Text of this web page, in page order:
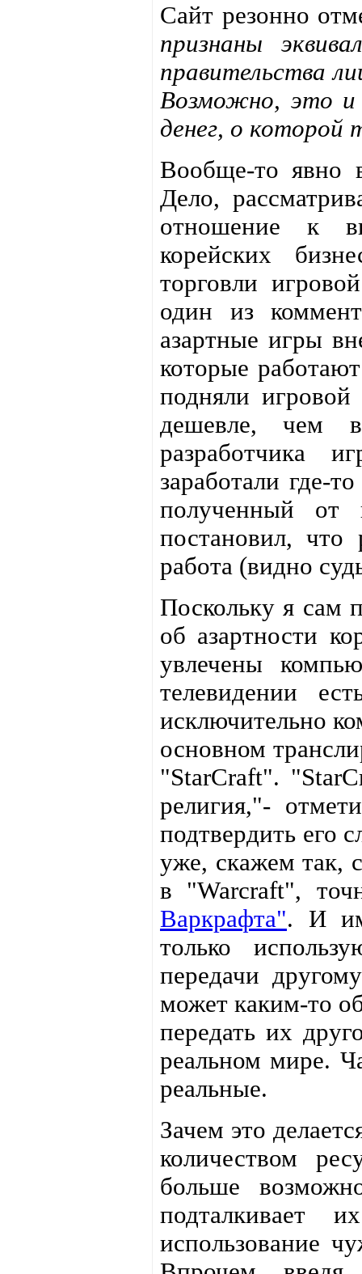
Сайт резонно
признаны
правительства
Возможно, это и
денег, о
Вообще-то явно
Дело,
отношение к
корейских
торговли
один из
азартные игры
которые
подняли
дешевле, чем
разработчика
заработали где-
полученный от
постановил, что
работа (видно
Поскольку я сам
об азартности
увлечены
телевидении
исключительно
основном
"StarCraft".
религия,"-
подтвердить его
уже, скажем так,
в "Warcraft",
Варкрафта". И
только
передачи
может каким-то
передать их
реальном мире.
реальные.
Зачем это
количеством
больше
подталкивает
использование